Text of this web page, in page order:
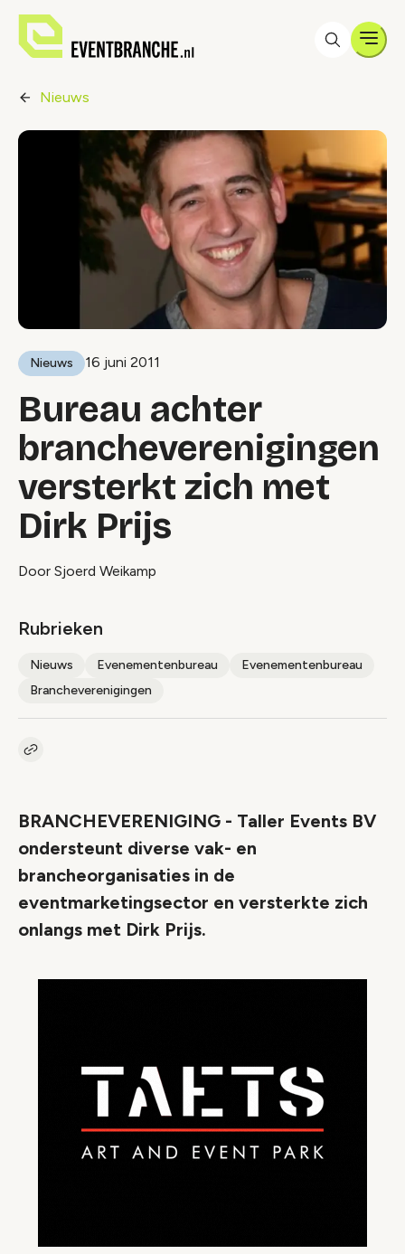
Nieuws
Nieuws 16 juni 2011
Bureau achter
brancheverenigingen
versterkt zich met
Dirk Prijs
Door Sjoerd Weikamp
Rubrieken
Nieuws Evenementenbureau
Evenementenbureau
Brancheverenigingen
Kopieer link naar artikel
BRANCHEVERENIGING - Taller Events BV
ondersteunt diverse vak- en
brancheorganisaties in de
eventmarketingsector en versterkte zich
onlangs met Dirk Prijs.